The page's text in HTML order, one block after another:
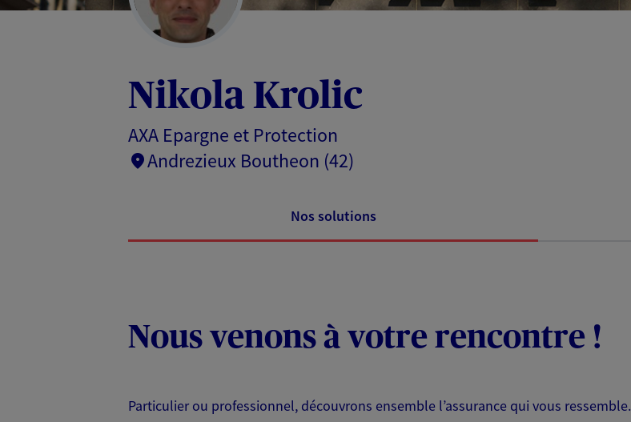
Nikola Krolic
AXA Epargne et Protection
Andrezieux Boutheon (42)
Nos solutions
Nous venons à votre rencontre !
Particulier ou professionnel, découvrons ensemble l’assurance qui vous ressemble.